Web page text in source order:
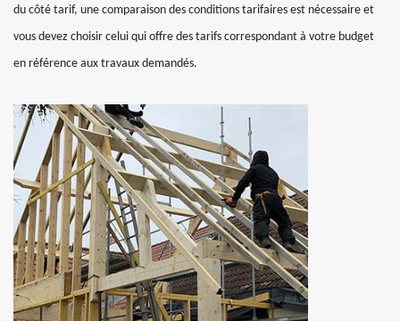
du côté tarif, une comparaison des conditions tarifaires est nécessaire et
vous devez choisir celui qui offre des tarifs correspondant à votre budget
en référence aux travaux demandés.